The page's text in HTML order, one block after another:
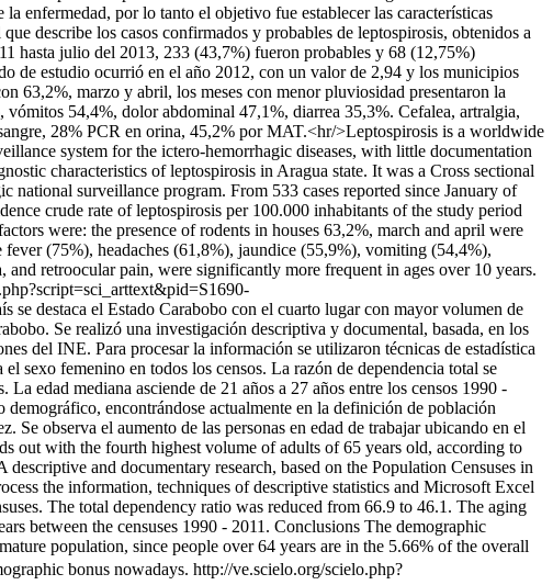
enfermedad, por lo tanto el objetivo fue establecer las características
describe los casos confirmados y probables de leptospirosis, obtenidos a
hasta julio del 2013, 233 (43,7%) fueron probables y 68 (12,75%)
de estudio ocurrió en el año 2012, con un valor de 2,94 y los municipios
63,2%, marzo y abril, los meses con menor pluviosidad presentaron la
54,4%, dolor abdominal 47,1%, diarrea 35,3%. Cefalea, artralgia,
28% PCR en orina, 45,2% por MAT.<hr/>Leptospirosis is a worldwide
system for the ictero-hemorrhagic diseases, with little documentation
characteristics of leptospirosis in Aragua state. It was a Cross sectional
surveillance program. From 533 cases reported since January of
crude rate of leptospirosis per 100.000 inhabitants of the study period
were: the presence of rodents in houses 63,2%, march and april were
(75%), headaches (61,8%), jaundice (55,9%), vomiting (54,4%),
retroocular pain, were significantly more frequent in ages over 10 years.
destaca el Estado Carabobo con el cuarto lugar con mayor volumen de
Se realizó una investigación descriptiva y documental, basada, en los
del INE. Para procesar la información se utilizaron técnicas de estadística
sexo femenino en todos los censos. La razón de dependencia total se
edad mediana asciende de 21 años a 27 años entre los censos 1990 -
encontrándose actualmente en la definición de población
observa el aumento de las personas en edad de trabajar ubicando en el
out with the fourth highest volume of adults of 65 years old, according to
and documentary research, based on the Population Censuses in
the information, techniques of descriptive statistics and Microsoft Excel
The total dependency ratio was reduced from 66.9 to 46.1. The aging
between the censuses 1990 - 2011. Conclusions The demographic
population, since people over 64 years are in the 5.66% of the overall
bonus nowadays. http://ve.scielo.org/scielo.php?